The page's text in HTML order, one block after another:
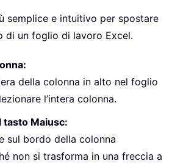
semplice e intuitivo per spostare
di un foglio di lavoro Excel.
della colonna in alto nel foglio
l’intera colonna.
Maiusc:
sul bordo della colonna
non si trasforma in una freccia a